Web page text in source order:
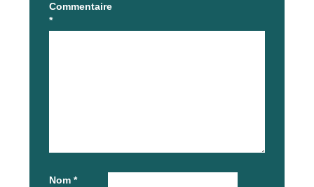
Commentaire
*
Nom *